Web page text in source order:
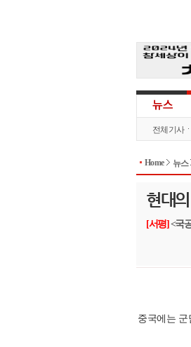
전체기사
Home 뉴스
현대
[서평]<국
중국에는